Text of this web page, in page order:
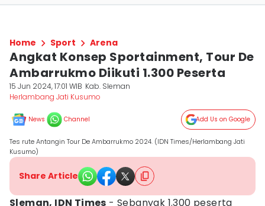
Home Sport Arena
Angkat Konsep Sportainment, Tour De
Ambarrukmo Diikuti 1.300 Peserta
15 Jun 2024, 17:01 WIB Kab. Sleman
Herlambang Jati Kusumo
News Channel Add Us on Google
Tes rute Antangin Tour De Ambarrukmo 2024. (IDN Times/Herlambang Jati
Kusumo)
Share Article
Sleman, IDN Times - Sebanyak 1.300 peserta